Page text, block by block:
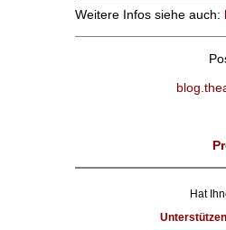
Weitere Infos siehe auch:
Hat